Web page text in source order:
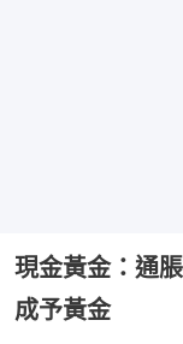
現金黃金：通
成予黃金